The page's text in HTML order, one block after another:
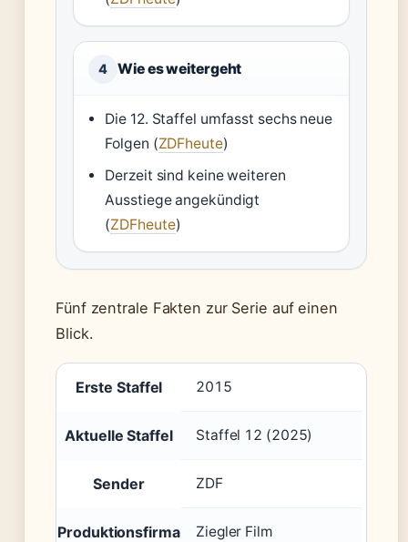
4 Wie es weitergeht
Die 12. Staffel umfasst sechs neue
Folgen (ZDFheute)
Derzeit sind keine weiteren
Ausstiege angekündigt
(ZDFheute)
Fünf zentrale Fakten zur Serie auf einen
Blick.
Erste Staffel 2015
Aktuelle Staffel Staffel 12 (2025)
Sender ZDF
Produktionsfirma Ziegler Film